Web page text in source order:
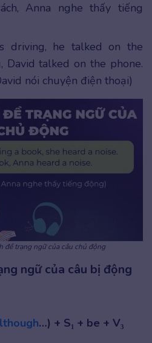
Anna nghe thấy tiếng
driving, he talked on the
David talked on the phone.
nói chuyện điện thoại)
đề trạng ngữ của câu chủ động
ngữ của câu bị động
…) + S₁ + be + V₃